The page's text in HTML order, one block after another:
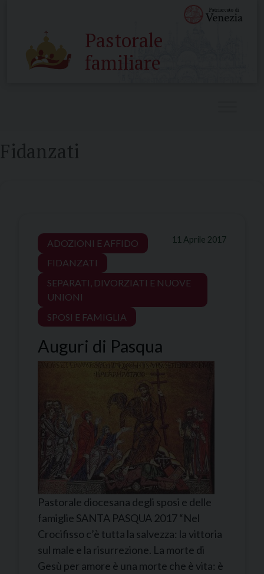
Pastorale
familiare
Fidanzati
11 Aprile 2017
ADOZIONI E AFFIDO
FIDANZATI
SEPARATI, DIVORZIATI E NUOVE
UNIONI
SPOSI E FAMIGLIA
Auguri di Pasqua
Pastorale diocesana degli sposi e delle
famiglie SANTA PASQUA 2017 “Nel
Crocifisso c’è tutta la salvezza: la vittoria
sul male e la risurrezione. La morte di
Gesù per amore è una morte che è vita: è